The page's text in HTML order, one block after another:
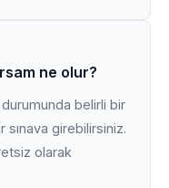
ne olur?
durumunda belirli bir
girebilirsiniz.
olarak